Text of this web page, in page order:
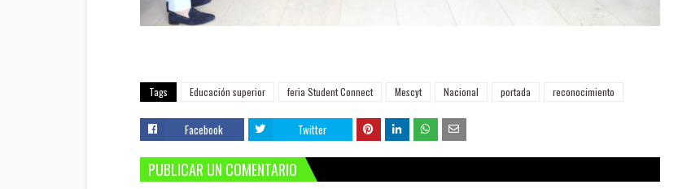
Tags Educación superior feria Student Connect Mescyt Nacional portada reconocimiento
Facebook Twitter
PUBLICAR UN COMENTARIO